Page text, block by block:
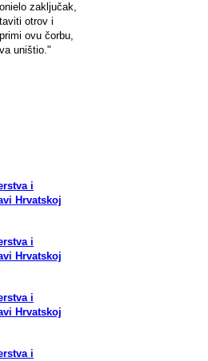
zaključak,
otrov i
ovu čorbu,
uništio."
i
Hrvatskoj
i
Hrvatskoj
i
Hrvatskoj
i